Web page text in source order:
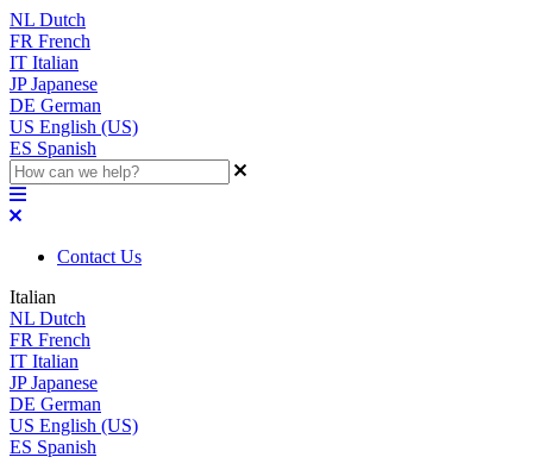
NL Dutch
FR French
IT Italian
JP Japanese
DE German
US English (US)
ES Spanish
Contact Us
Italian
NL Dutch
FR French
IT Italian
JP Japanese
DE German
US English (US)
ES Spanish